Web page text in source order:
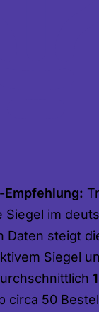
Empfehlung:
Siegel im
Daten steigt
Siegel
circa 50